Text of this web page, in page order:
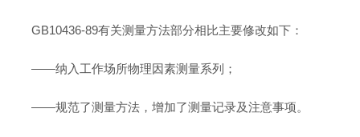
GB10436-89有关测量方法部分相比主要修改如下：
——纳入工作场所物理因素测量系列；
——规范了测量方法，增加了测量记录及注意事项。